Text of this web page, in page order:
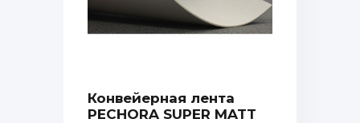
Конвейерная лента
PECHORA SUPER MATT